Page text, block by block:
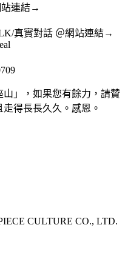
站連結→
真實對話 ＠網站連結→
山」，如果您有餘力，請贊
得長長久久。感恩。
CULTURE CO., LTD.